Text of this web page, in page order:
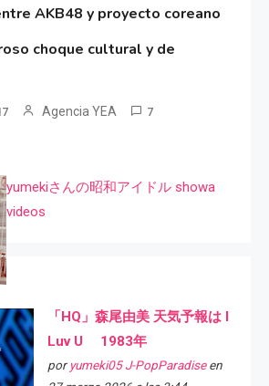
AKB48 y proyecto coreano
choque cultural y de
Agencia YEA 7
yumekiさんの昭和アイドル showa
videos
「HQ」森尾由美 天気予報は I
Luv U 1983年
por yumeki05 J-PopParadiseen